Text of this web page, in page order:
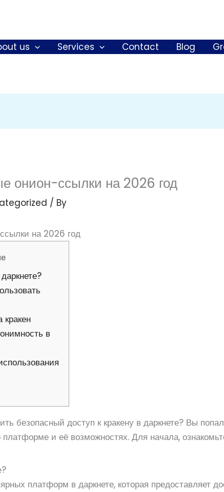
us Services Contact Blog
онион-ссылки на 2026 год
/ By
на 2026 год
кракен
в
безопасный доступ к кракену в даркнете? Вы
и её возможностях. Для начала,
платформ в даркнете, которая предоставляет